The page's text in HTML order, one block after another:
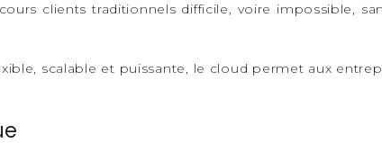
clients traditionnels difficile, voire impossible,
scalable et puissante, le cloud permet aux